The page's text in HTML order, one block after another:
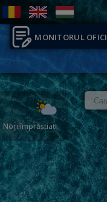
MONITORUL
Nori împrăștiați